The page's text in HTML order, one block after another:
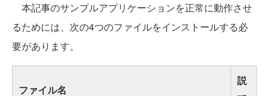
本記事のサンプルアプリケーションを正常に動作させ
るためには、次の4つのファイルをインストールする必
要があります。
ファイル名
説